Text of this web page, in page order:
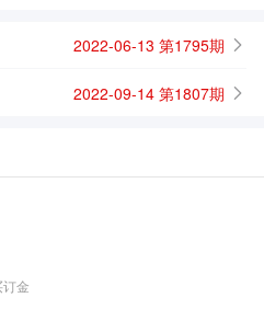
2022-06-13 第1795期
2022-09-14 第1807期
金